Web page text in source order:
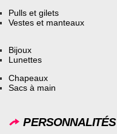
Pulls et gilets
Vestes et manteaux
Bijoux
Lunettes
Chapeaux
Sacs à main
PERSONNALITÉS